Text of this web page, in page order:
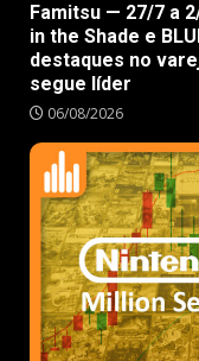
Famitsu — 27/7 a
in the Shade e
destaques no
segue líder
06/08/2026